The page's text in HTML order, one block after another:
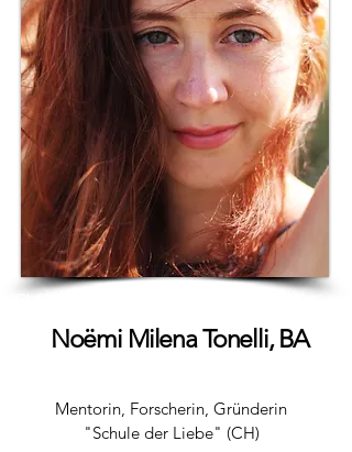
Noëmi Milena Tonelli, BA
Mentorin, Forscherin, Gründerin
"Schule der Liebe" (CH)